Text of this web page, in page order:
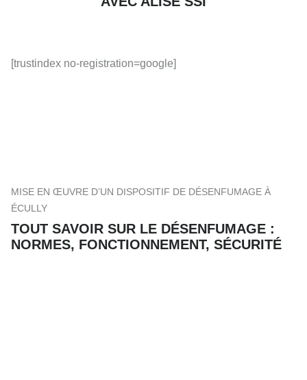
[trustindex no-registration=google]
MISE EN ŒUVRE D’UN DISPOSITIF DE DÉSENFUMAGE À
ÉCULLY
TOUT SAVOIR SUR LE DÉSENFUMAGE :
NORMES, FONCTIONNEMENT, SÉCURITÉ